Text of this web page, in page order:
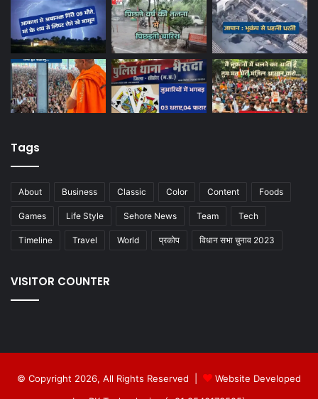
Tags
About Business Classic Color Content Foods
Games Life Style Sehore News Team Tech
Timeline Travel World प्रकोप विधान सभा चुनाव 2023
VISITOR COUNTER
© Copyright 2026, All Rights Reserved |
Website Developed